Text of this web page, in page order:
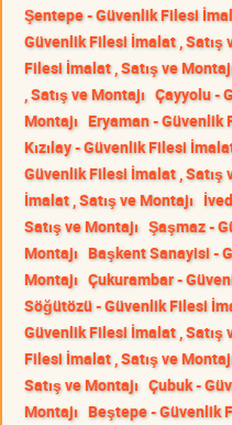
Şentepe - Güvenlik Filesi
Güvenlik Filesi İmalat , Satış
Filesi İmalat , Satış ve
, Satış ve Montajı Çayyolu -
Montajı Eryaman - Güvenlik
Kızılay - Güvenlik Filesi
Güvenlik Filesi İmalat , Satış
İmalat , Satış ve Montajı
Satış ve Montajı Şaşmaz -
Montajı Başkent Sanayisi -
Montajı Çukurambar -
Söğütözü - Güvenlik Filesi
Güvenlik Filesi İmalat , Satış
Filesi İmalat , Satış ve
Satış ve Montajı Çubuk -
Montajı Beştepe - Güvenlik